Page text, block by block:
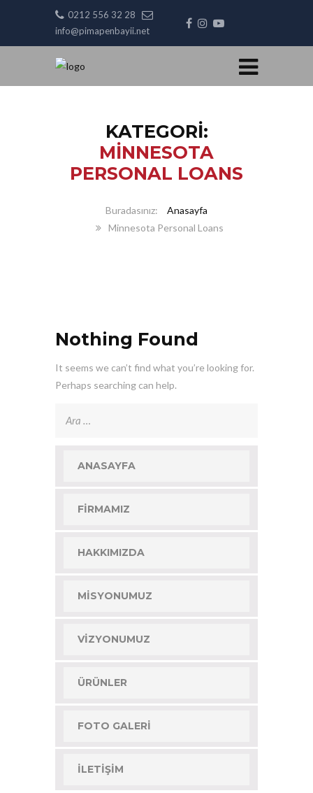
0212 556 32 28
info@pimapenbayii.net
KATEGORI:
MINNESOTA
PERSONAL LOANS
Anasayfa
Minnesota Personal Loans
Nothing Found
It seems we can’t find what you’re looking for.
Perhaps searching can help.
ANASAYFA
FIRMAMIZ
HAKKIMIZDA
MISYONUMUZ
VIZYONUMUZ
ÜRÜNLER
FOTO GALERI
İLETIŞIM